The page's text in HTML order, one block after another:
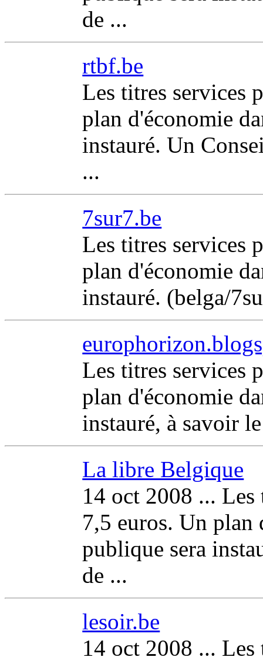
de ...
rtbf.be
Les titres services
plan d'économie
instauré. Un
...
7sur7.be
Les titres services
plan d'économie
instauré. (belga/
Les titres services
plan d'économie
instauré, à savoir
La libre Belgique
14 oct 2008 ... Les
7,5 euros. Un plan
publique sera
de ...
lesoir.be
14 oct 2008 ... Les